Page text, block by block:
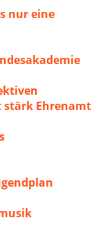
nur eine
stärk Ehrenamt